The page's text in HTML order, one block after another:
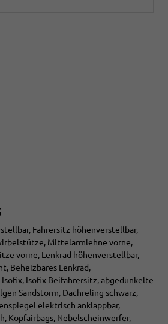
Fahrersitz höhenverstellbar,
Mittelarmlehne vorne,
vorne, Lenkrad höhenverstellbar,
Beheizbares Lenkrad,
Isofix Beifahrersitz, abgedunkelte
Sandstorm, Dachreling schwarz,
elektrisch anklappbar,
Kopfairbags, Nebelscheinwerfer,